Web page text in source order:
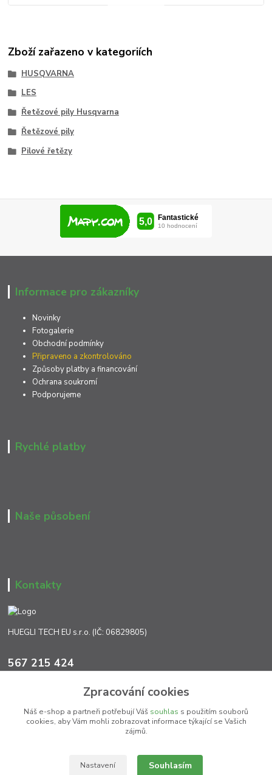
Zboží zařazeno v kategoriích
HUSQVARNA
LES
Řetězové pily Husqvarna
Řetězové pily
Pilové řetězy
Informace pro zákazníky
Novinky
Fotogalerie
Obchodní podmínky
Připraveno a zkontrolováno
Způsoby platby a financování
Ochrana soukromí
Podporujeme
Rychlé platby
Naše působení
Kontakty
HUEGLI TECH EU s.r.o. (IČ: 06829805)
567 215 424
Zpracování cookies
Náš e-shop a partneři potřebují Váš souhlas s použitím souborů
cookies, aby Vám mohli zobrazovat informace týkající se Vašich
zájmů.
Nastavení Souhlasím